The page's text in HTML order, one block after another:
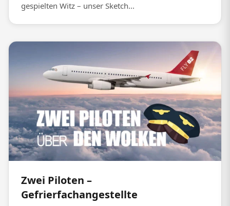
gespielten Witz – unser Sketch...
Zwei Piloten –
Gefrierfachangestellte